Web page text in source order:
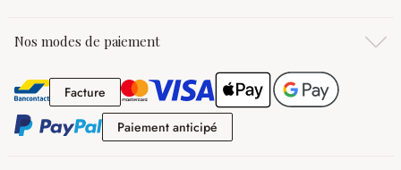
Nos modes de paiement
FactureFacture
Paiement anticipé